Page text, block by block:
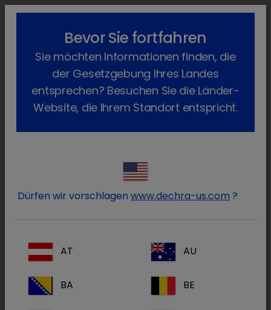
lock_outline search menu
Verschreibungspflichtig
Doxapram-V Zurück
Doxapram-V
Bevor Sie fortfahren
Sie möchten Informationen finden, die
der Gesetzgebung Ihres Landes
entsprechen? Besuchen Sie die Länder-
Website, die Ihrem Standort entspricht.
Dürfen wir vorschlagenwww.dechra-us.com ?
AT AU
BA BE